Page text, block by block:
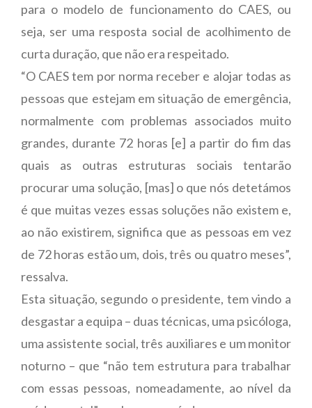
para o modelo de funcionamento do CAES, ou
seja, ser uma resposta social de acolhimento de
curta duração, que não era respeitado.
“O CAES tem por norma receber e alojar todas as
pessoas que estejam em situação de emergência,
normalmente com problemas associados muito
grandes, durante 72 horas [e] a partir do fim das
quais as outras estruturas sociais tentarão
procurar uma solução, [mas] o que nós detetámos
é que muitas vezes essas soluções não existem e,
ao não existirem, significa que as pessoas em vez
de 72 horas estão um, dois, três ou quatro meses”,
ressalva.
Esta situação, segundo o presidente, tem vindo a
desgastar a equipa – duas técnicas, uma psicóloga,
uma assistente social, três auxiliares e um monitor
noturno – que “não tem estrutura para trabalhar
com essas pessoas, nomeadamente, ao nível da